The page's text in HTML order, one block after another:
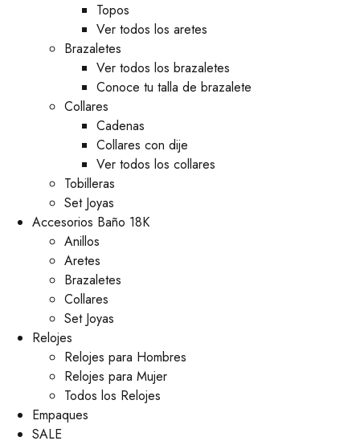
Topos
Ver todos los aretes
Brazaletes
Ver todos los brazaletes
Conoce tu talla de brazalete
Collares
Cadenas
Collares con dije
Ver todos los collares
Tobilleras
Set Joyas
Accesorios Baño 18K
Anillos
Aretes
Brazaletes
Collares
Set Joyas
Relojes
Relojes para Hombres
Relojes para Mujer
Todos los Relojes
Empaques
SALE